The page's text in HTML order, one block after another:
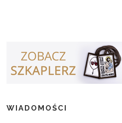
WIADOMOŚCI